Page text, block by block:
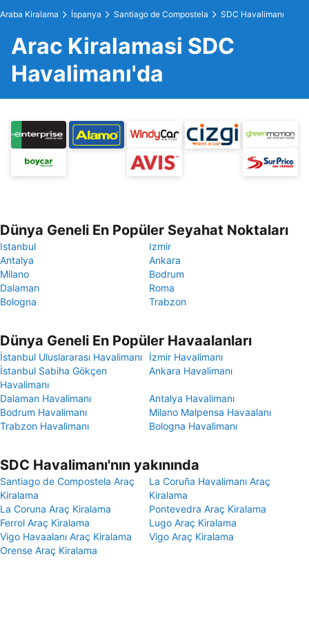
Araba Kiralama İspanya Santiago de Compostela SDC Havalimanı
Arac Kiralamasi SDC
Havalimanı'da
Dünya Geneli En Popüler Seyahat Noktaları
Istanbul
Izmir
Antalya
Ankara
Milano
Bodrum
Dalaman
Roma
Bologna
Trabzon
Dünya Geneli En Popüler Havaalanları
İstanbul Uluslararası Havalimanı
İzmir Havalimanı
İstanbul Sabiha Gökçen
Havalimanı
Ankara Havalimanı
Dalaman Havalimanı
Antalya Havalimanı
Bodrum Havalimanı
Milano Malpensa Havaalanı
Trabzon Havalimanı
Bologna Havalimanı
SDC Havalimanı'nın yakınında
Santiago de Compostela Araç
Kiralama
La Coruña Havalimanı Araç
Kiralama
La Coruna Araç Kiralama
Pontevedra Araç Kiralama
Ferrol Araç Kiralama
Lugo Araç Kiralama
Vigo Havaalanı Araç Kiralama
Vigo Araç Kiralama
Orense Araç Kiralama